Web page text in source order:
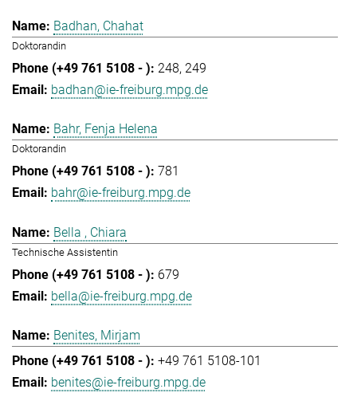
Badhan, Chahat
Doktorandin
248 249
badhan@ie-freiburg.mpg.de
Bahr, Fenja Helena
Doktorandin
781
bahr@ie-freiburg.mpg.de
Bella , Chiara
Technische Assistentin
679
bella@ie-freiburg.mpg.de
Benites, Mirjam
+49 761 5108-101
benites@ie-freiburg.mpg.de